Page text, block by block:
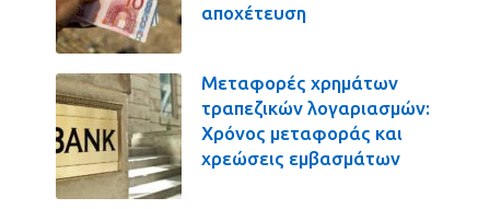
αποχέτευση
Μεταφορές χρημάτων
τραπεζικών λογαριασμών:
Χρόνος μεταφοράς και
χρεώσεις εμβασμάτων